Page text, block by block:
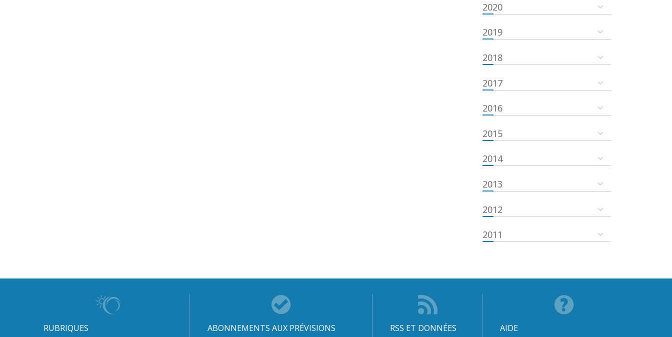
2020
2019
2018
2017
2016
2015
2014
2013
2012
2011
RUBRIQUES ABONNEMENTS AUX PRÉVISIONS RSS ET DONNÉES AIDE